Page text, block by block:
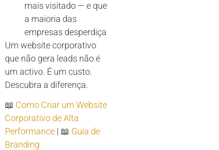
mais visitado — e que
a maioria das
empresas desperdiça
Um website corporativo
que não gera leads não é
um activo. É um custo.
Descubra a diferença.
📖 Como Criar um Website
Corporativo de Alta
Performance | 📖 Guia de
Branding